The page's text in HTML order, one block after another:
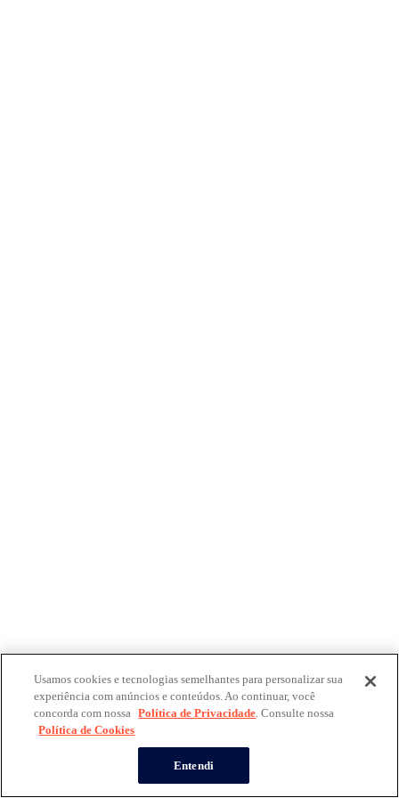
Usamos cookies e tecnologias semelhantes para personalizar sua
experiência com anúncios e conteúdos. Ao continuar, você
concorda com nossa Política de Privacidade. Consulte nossa
Política de Cookies
Entendi